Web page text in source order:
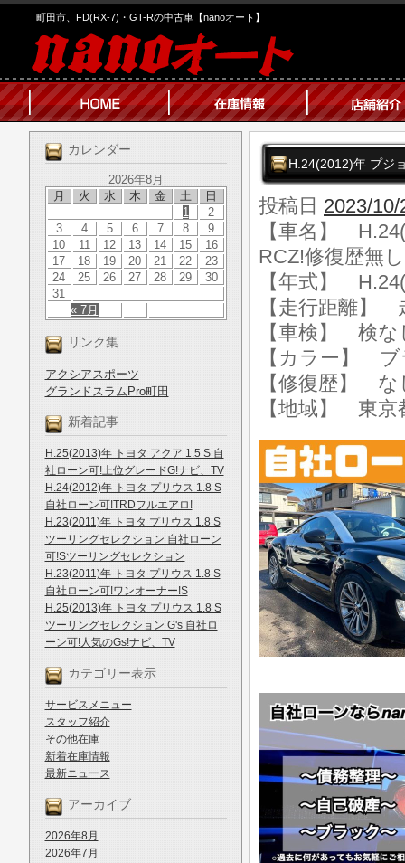
町田市、FD(RX-7)・GT-Rの中古車【nanoオート】
カレンダー
2026年8月
月
火 水 木 金 土 日
« 7月
1
2
3
4 5 6 7 8
9
10
11 12 13 14 15
16
17
18 19 20 21 22
23
24
25 26 27 28 29
30
31
リンク集
アクシアスポーツ
グランドスラムPro町田
新着記事
H.25(2013)年 トヨタ アクア 1.5 S 自
社ローン可!上位グレードG!ナビ、TV
H.24(2012)年 トヨタ プリウス 1.8 S
自社ローン可!TRDフルエアロ!
H.23(2011)年 トヨタ プリウス 1.8 S
ツーリングセレクション 自社ローン
可!Sツーリングセレクション
H.23(2011)年 トヨタ プリウス 1.8 S
自社ローン可!ワンオーナー!S
H.25(2013)年 トヨタ プリウス 1.8 S
ツーリングセレクション G's 自社ロ
ーン可!人気のGs!ナビ、TV
カテゴリー表示
サービスメニュー
スタッフ紹介
その他在庫
新着在庫情報
最新ニュース
アーカイブ
2026年8月
2026年7月
H.24(2012)年 プジ
投稿日 2023/10/
【車名】
RCZ!修復歴無し
【年式】
【走行距離】
【車検】 検な
【カラー】
【修復歴】 な
【地域】 東京